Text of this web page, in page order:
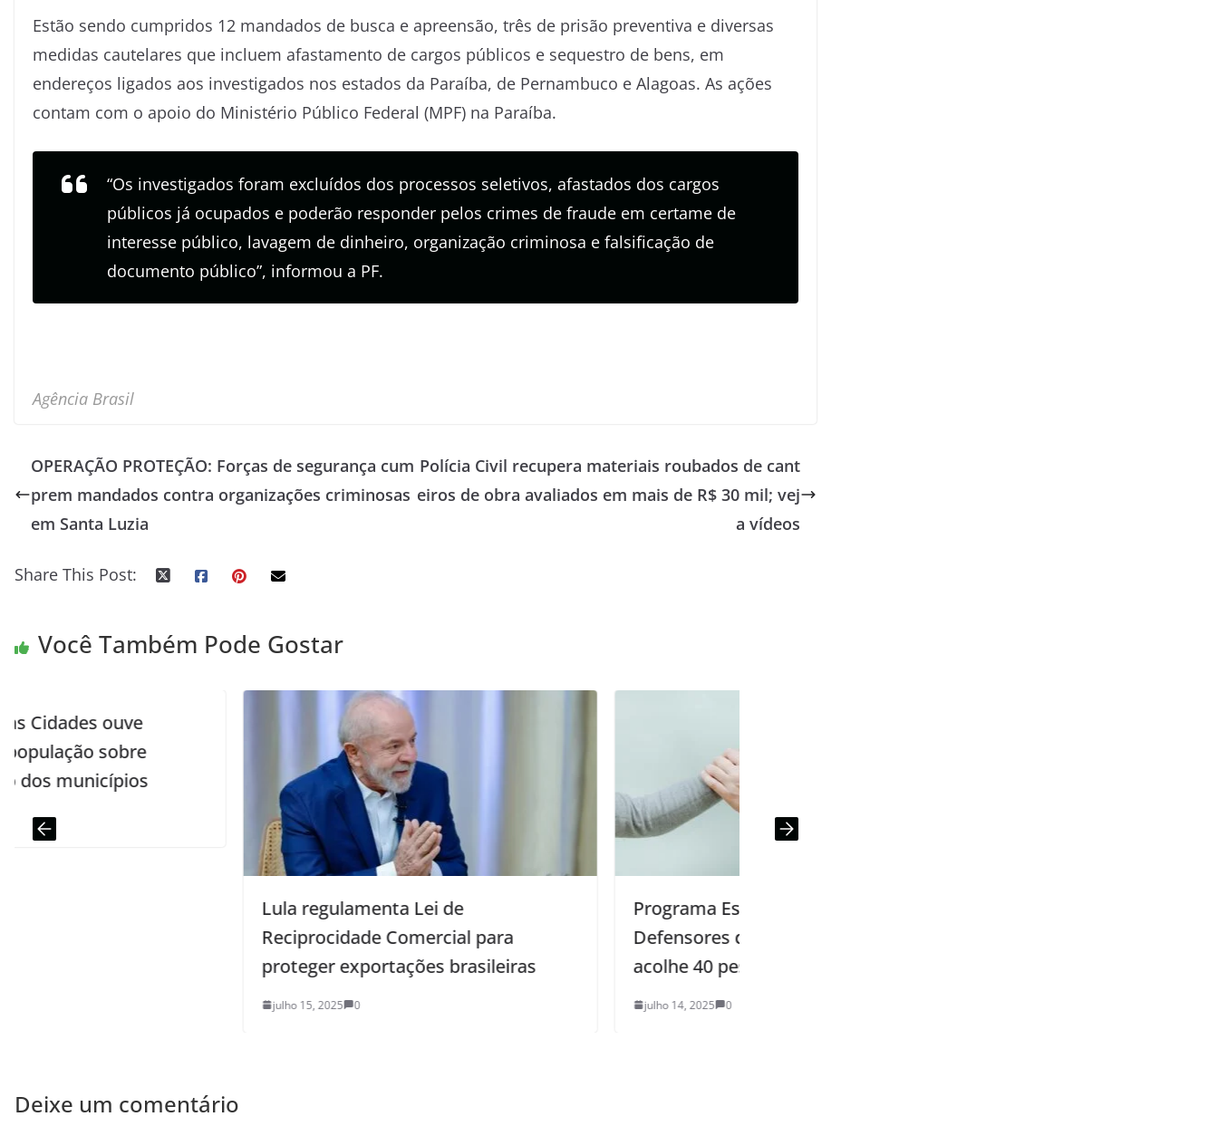
Estão sendo cumpridos 12 mandados de busca e apreensão, três de prisão preventiva e diversas
medidas cautelares que incluem afastamento de cargos públicos e sequestro de bens, em
endereços ligados aos investigados nos estados da Paraíba, de Pernambuco e Alagoas. As ações
contam com o apoio do Ministério Público Federal (MPF) na Paraíba.
“Os investigados foram excluídos dos processos seletivos, afastados dos cargos
públicos já ocupados e poderão responder pelos crimes de fraude em certame de
interesse público, lavagem de dinheiro, organização criminosa e falsificação de
documento público”, informou a PF.
Agência Brasil
OPERAÇÃO PROTEÇÃO: Forças de segurança cum
prem mandados contra organizações criminosas
em Santa Luzia
Polícia Civil recupera materiais roubados de cant
eiros de obra avaliados em mais de R$ 30 mil; vej
a vídeos
Share This Post:
Você Também Pode Gostar
Lula regulamenta Lei de
Reciprocidade Comercial para
proteger exportações brasileiras
Programa Estadual de Proteção aos
Defensores de Direitos Humanos
acolhe 40 pessoas sob ameaça
Deixe um comentário